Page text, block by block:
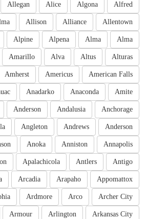
Alfred
Algona
Alice
Allegan
Allentown
Alliance
Allison
Alma
Alma
Alpena
Alpine
Alturas
Altus
Alva
Amarillo
American Falls
Americus
Amherst
Amite
Anaconda
Anadarko
Anchorage
Andalusia
Anderson
Anderson
Andrews
Angleton
Annapolis
Anniston
Anoka
Antigo
Antlers
Apalachicola
Appomattox
Arapaho
Arcadia
Archer City
Arco
Ardmore
Arkansas City
Arlington
Armour